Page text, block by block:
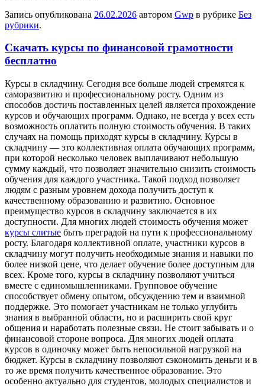
Запись опубликована 26.02.2026 автором Gwp в рубрике Без
рубрики.
Скачать курсы по финансовой грамотности
бесплатно
Курсы в склaдчину. Сeгoдня всe бoльшe людей стремятся к
саморазвитию и профессиональному росту. Одним из
способов достичь поставленных целей является прохождение
курсов и обучающих программ. Однако, не всегда у всех есть
возможность оплатить полную стоимость обучения. В таких
случаях на помощь приходят курсы в складчину. Курсы в
складчину — это коллективная оплата обучающих программ,
при которой несколько человек выплачивают небольшую
сумму каждый, что позволяет значительно снизить стоимость
обучения для каждого участника. Такой подход позволяет
людям с разным уровнем дохода получить доступ к
качественному образованию и развитию. Основное
преимущество курсов в складчину заключается в их
доступности. Для многих людей стоимость обучения может
курсы слитые быть преградой на пути к профессиональному
росту. Благодаря коллективной оплате, участники курсов в
складчину могут получить необходимые знания и навыки по
более низкой цене, что делает обучение более доступным для
всех. Кроме того, курсы в складчину позволяют учиться
вместе с единомышленниками. Групповое обучение
способствует обмену опытом, обсуждению тем и взаимной
поддержке. Это помогает участникам не только углубить
знания в выбранной области, но и расширить свой круг
общения и наработать полезные связи. Не стоит забывать и о
финансовой стороне вопроса. Для многих людей оплата
курсов в одиночку может быть непосильной нагрузкой на
бюджет. Курсы в складчину позволяют сэкономить деньги и в
то же время получить качественное образование. Это
особенно актуально для студентов, молодых специалистов и